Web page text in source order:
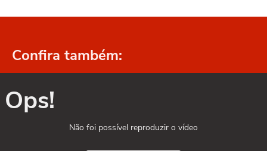
Confira também:
Ops!
Não foi possível reproduzir o vídeo